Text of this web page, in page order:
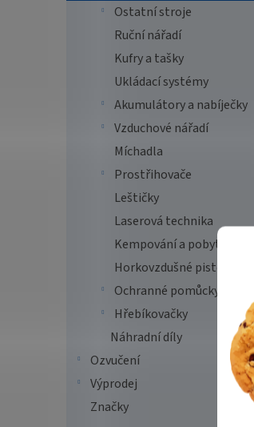
Ostatní stroje
Ruční nářadí
Kufry a tašky
Ukládací systémy
Akumulátory a nabíječky
Vzduchové nářadí
Míchadla
Prostřihovače
Leštičky
Laserová technika
Kempování a pobyt v
Horkovzdušné pistole
Ochranné pomůcky
Hřebíkovačky
Náhradní díly
Ozvučení
Výprodej
Značky